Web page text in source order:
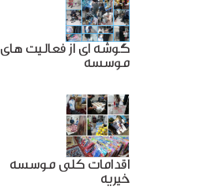
گوشه ای از فعالیت های
موسسه
اقدامات کلی موسسه
خیریه